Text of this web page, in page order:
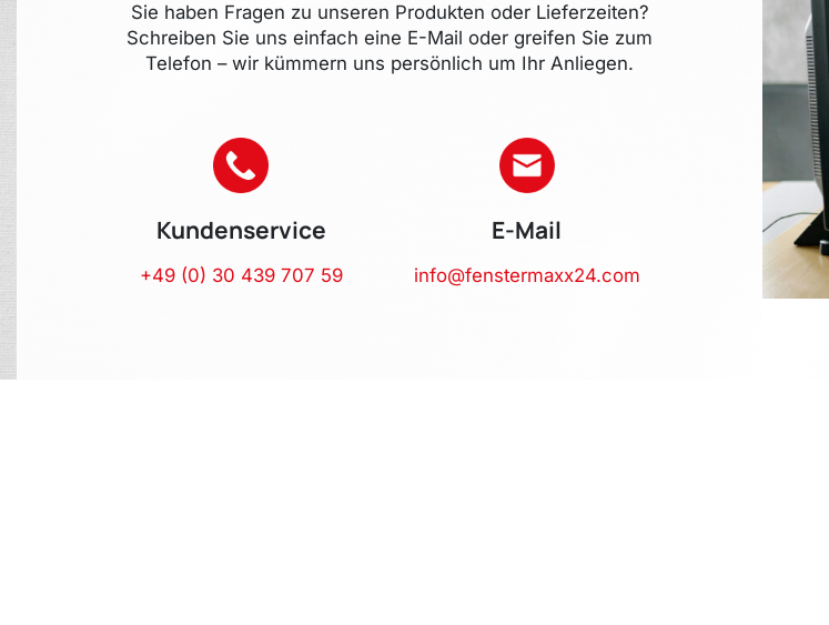
Sie haben Fragen zu unseren Produkten oder Lieferzeiten?
Schreiben Sie uns einfach eine E-Mail oder greifen Sie zum
Telefon – wir kümmern uns persönlich um Ihr Anliegen.
Kundenservice
+49 (0) 30 439 707 59
E-Mail
info@fenstermaxx24.com